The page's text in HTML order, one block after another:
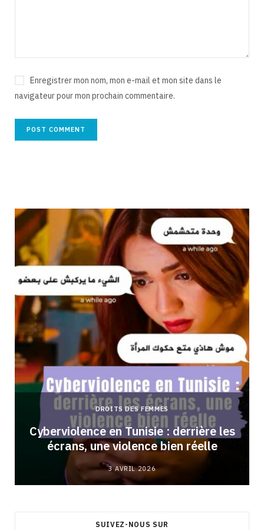
Enregistrer mon nom, mon e-mail et mon site dans le
navigateur pour mon prochain commentaire.
DROITS DES FEMMES
Cyberviolence en Tunisie : derrière les
écrans, une violence bien réelle
3 AVRIL 2026
SUIVEZ-NOUS SUR